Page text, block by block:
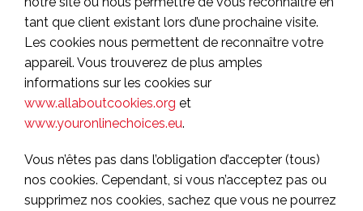
tant que client existant lors d’une prochaine visite.
Les cookies nous permettent de reconnaître votre
appareil. Vous trouverez de plus amples
informations sur les cookies sur
www.allaboutcookies.org et
www.youronlinechoices.eu.
Vous n’êtes pas dans l’obligation d’accepter (tous)
nos cookies. Cependant, si vous n’acceptez pas ou
supprimez nos cookies, sachez que vous ne pourrez